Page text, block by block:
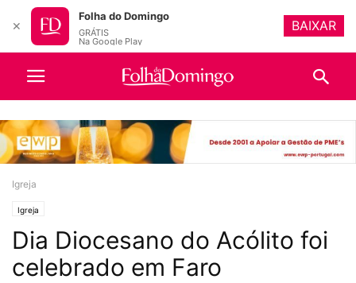
Igreja
Igreja
Dia Diocesano do Acólito foi
celebrado em Faro
✕
Folha do Domingo
GRÁTIS
Na Google Play
BAIXAR